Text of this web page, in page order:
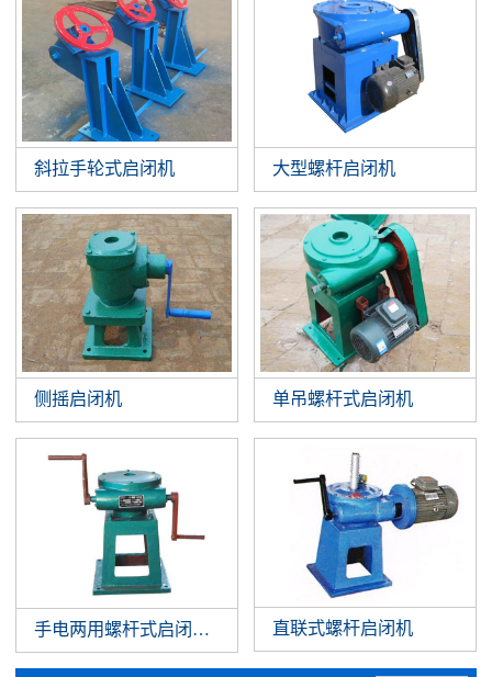
斜拉手轮式启闭机 大型螺杆启闭机
侧摇启闭机 单吊螺杆式启闭机
手电两用螺杆式启闭机3—50T 直联式螺杆启闭机